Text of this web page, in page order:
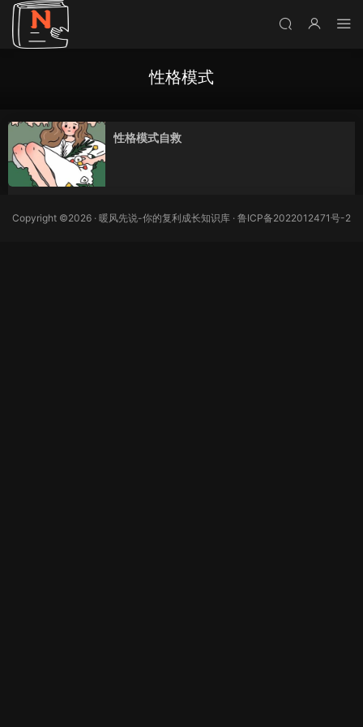
性格模式
性格模式自救
Copyright ©2026 · 暖风先说-你的复利成长知识库 · 鲁ICP备2022012471号-2